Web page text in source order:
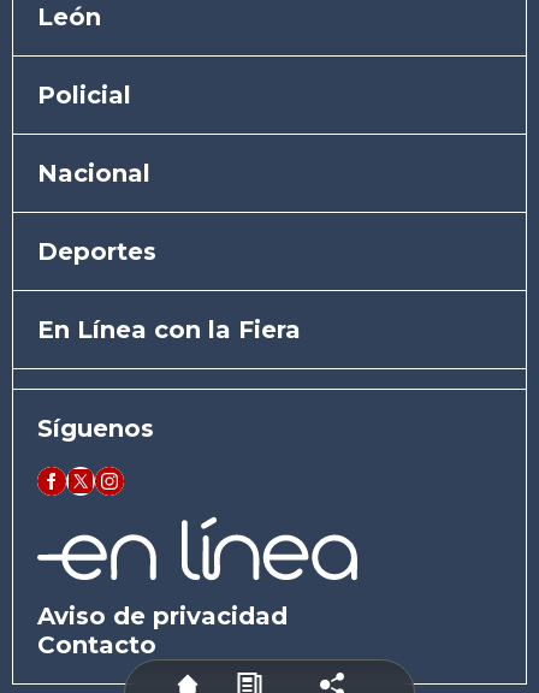
León
Policial
Nacional
Deportes
En Línea con la Fiera
Síguenos
Aviso de privacidad
Contacto